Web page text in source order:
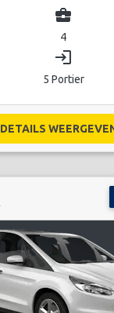
business_center
4
login
5 Portier
DETAILS